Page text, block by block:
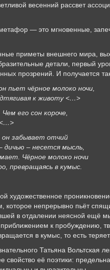
весенний рассвет
— это мгновенные,
приметы внешнего мира,
детали, первый
прозрений. И получается
пьет чёрное молоко ночи,
к животу <…>
его сон короче,
забывает отчий
дичью – несется мысль,
Чёрное молоко ночи
превращаясь в кумыс.
художественное
которое непрерывно пьёт
в отдалении неясной ещё
к пробуждению,
в кумыс, то есть
Татьяна
свойство её поэтики: